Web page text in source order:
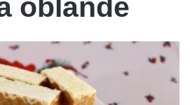
oblande